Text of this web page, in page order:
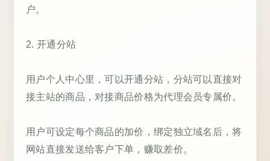
户。
2. 开通分站
用户个人中心里，可以开通分站，分站可以直接对
接主站的商品，对接商品价格为代理会员专属价。
用户可设定每个商品的加价，绑定独立域名后，将
网站直接发送给客户下单，赚取差价。